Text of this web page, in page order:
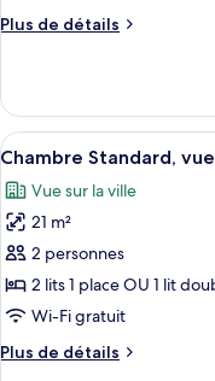
chambre :
vue
ville
Plus de détails
Plus
le
type
de
Chambre
Supérieure,
vue
ville
Afficher
toutes
les
photos
pour
ce
type
chambre :
7
Chambre Standard,
Vue sur la ville
21 m²
2 personnes
2 lits 1 place OU 1 lit
Wi-Fi gratuit
Plus de détails
Plus